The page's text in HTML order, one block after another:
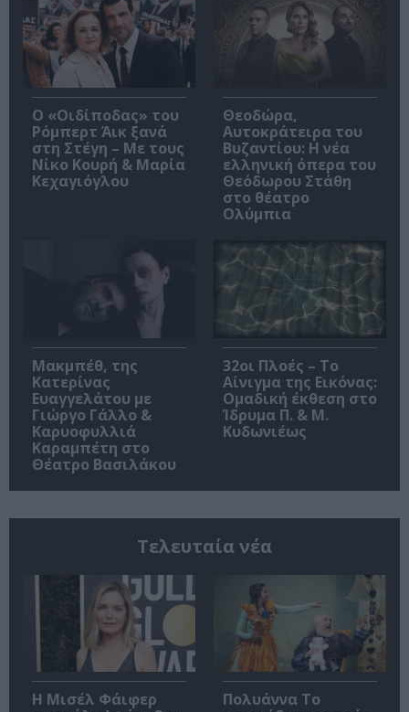
O «Οιδίποδας» του
Ρόμπερτ Άικ ξανά
στη Στέγη – Με τους
Νίκο Κουρή & Μαρία
Κεχαγιόγλου
Θεοδώρα,
Αυτοκράτειρα του
Βυζαντίου: Η νέα
ελληνική όπερα του
Θεόδωρου Στάθη
στο θέατρο
Ολύμπια
Μακμπέθ, της
Κατερίνας
Ευαγγελάτου με
Γιώργο Γάλλο &
Καρυοφυλλιά
Καραμπέτη στο
Θέατρο Βασιλάκου
32οι Πλοές – Το
Αίνιγμα της Εικόνας:
Ομαδική έκθεση στο
Ίδρυμα Π. & Μ.
Κυδωνιέως
Τελευταία νέα
Η Μισέλ Φάιφερ
Πολυάννα Το